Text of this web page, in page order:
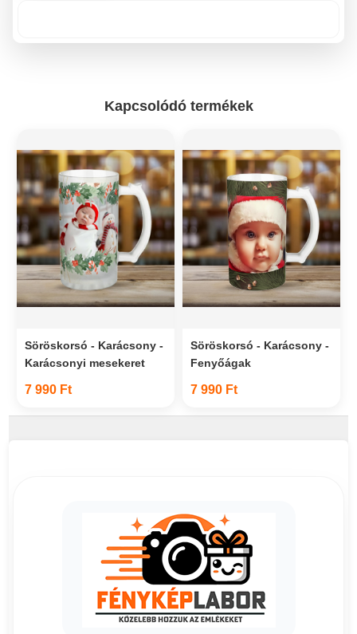
Kapcsolódó termékek
Söröskorsó - Karácsony -
Karácsonyi mesekeret
7 990 Ft
Söröskorsó - Karácsony -
Fenyőágak
7 990 Ft